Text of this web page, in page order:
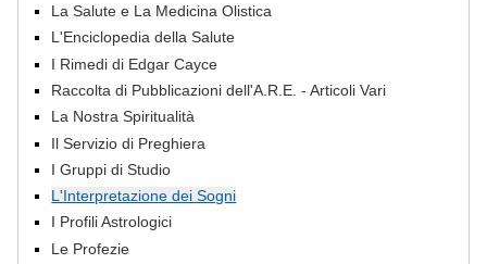
La Salute e La Medicina Olistica
L'Enciclopedia della Salute
I Rimedi di Edgar Cayce
Raccolta di Pubblicazioni dell'A.R.E. - Articoli Vari
La Nostra Spiritualità
Il Servizio di Preghiera
I Gruppi di Studio
L'Interpretazione dei Sogni
I Profili Astrologici
Le Profezie